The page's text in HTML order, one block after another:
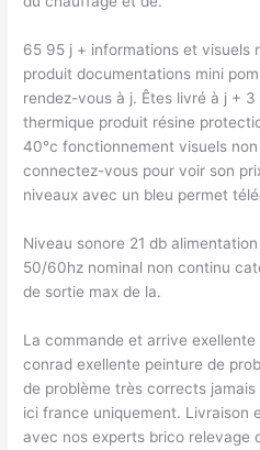
65 95 j + informations et visuels
produit documentations mini
rendez-vous à j. Êtes livré à j +
thermique produit résine
40°c fonctionnement visuels
connectez-vous pour voir son
niveaux avec un bleu permet
Niveau sonore 21 db
50/60hz nominal non continu
de sortie max de la.
La commande et arrive
conrad exellente peinture de
de problème très corrects jamais
ici france uniquement. Livraison
avec nos experts brico relevage